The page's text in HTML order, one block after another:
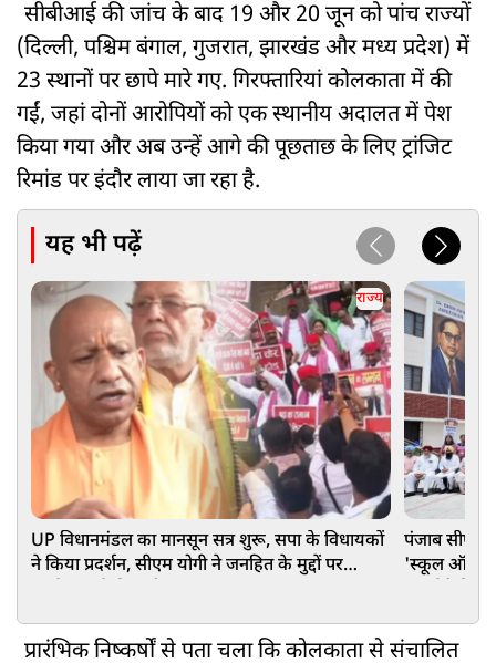
सीबीआई की जांच के बाद 19 और 20 जून को पांच राज्यों
(दिल्ली, पश्चिम बंगाल, गुजरात, झारखंड और मध्य प्रदेश) में
23 स्थानों पर छापे मारे गए. गिरफ्तारियां कोलकाता में की
गईं, जहां दोनों आरोपियों को एक स्थानीय अदालत में पेश
किया गया और अब उन्हें आगे की पूछताछ के लिए ट्रांजिट
रिमांड पर इंदौर लाया जा रहा है.
यह भी पढ़ें
राज्य
UP विधानमंडल का मानसून सत्र शुरू, सपा के विधायकों
ने किया प्रदर्शन, सीएम योगी ने जनहित के मुद्दों पर
पंजाब सीएम
'स्कूल ऑफ
प्रारंभिक निष्कर्षों से पता चला कि कोलकाता से संचालित